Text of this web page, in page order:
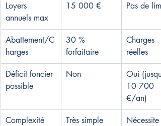
Loyers
annuels max
15 000 € Pas de
Abattement/C
harges
30 %
forfaitaire
Charges
réelles
Déficit foncier
possible
Non
Oui
10 700
€/an)
Complexité
Très simple
Nécessite